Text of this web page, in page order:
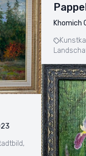
Khomich